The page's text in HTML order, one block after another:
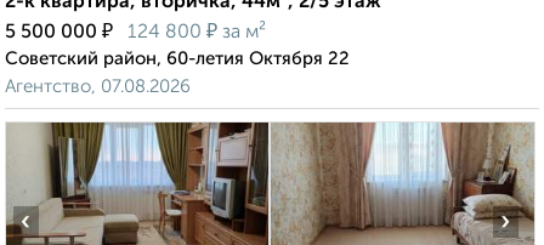
5 500 000 ₽ 124 800 ₽ за м²
Советский район, 60-летия Октября 22
Агентство, 07.08.2026
‹ ›